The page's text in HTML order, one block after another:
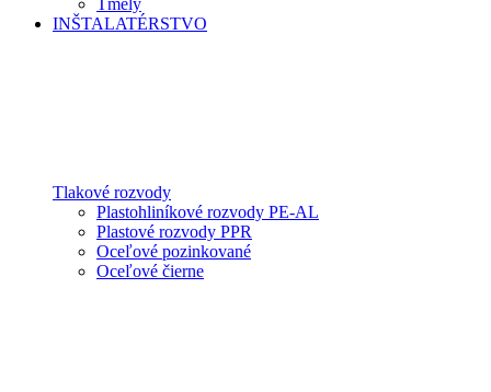
Tmely
INŠTALATÉRSTVO
Tlakové rozvody
Plastohliníkové rozvody PE-AL
Plastové rozvody PPR
Oceľové pozinkované
Oceľové čierne